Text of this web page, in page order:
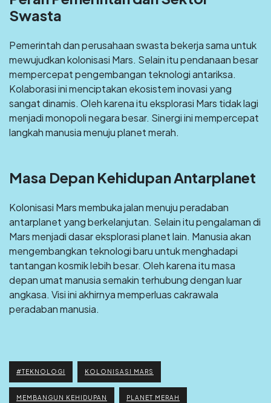
Swasta
Pemerintah dan perusahaan swasta bekerja sama untuk
mewujudkan kolonisasi Mars. Selain itu pendanaan besar
mempercepat pengembangan teknologi antariksa.
Kolaborasi ini menciptakan ekosistem inovasi yang
sangat dinamis. Oleh karena itu eksplorasi Mars tidak lagi
menjadi monopoli negara besar. Sinergi ini mempercepat
langkah manusia menuju planet merah.
Masa Depan Kehidupan Antarplanet
Kolonisasi Mars membuka jalan menuju peradaban
antarplanet yang berkelanjutan. Selain itu pengalaman di
Mars menjadi dasar eksplorasi planet lain. Manusia akan
mengembangkan teknologi baru untuk menghadapi
tantangan kosmik lebih besar. Oleh karena itu masa
depan umat manusia semakin terhubung dengan luar
angkasa. Visi ini akhirnya memperluas cakrawala
peradaban manusia.
#TEKNOLOGI KOLONISASI MARS
MEMBANGUN KEHIDUPAN PLANET MERAH